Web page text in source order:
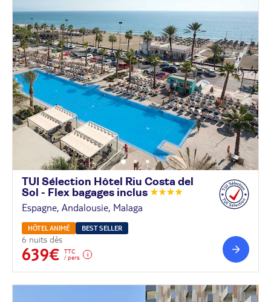
TUI Sélection Hôtel Riu Costa del
Sol - Flex bagages inclus
Espagne, Andalousie, Malaga
HÔTEL ANIMÉ BEST SELLER
6 nuits dès
639€
TTC
/ pers.